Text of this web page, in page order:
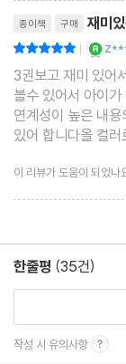
종이책 구매 재미
|
3권보고 재미 있어
볼수 있어서 아이
연계성이 높은 내
있어 합니다올 컬
이 리뷰가 도움이 되었나
한줄평 (35건)
작성 시 유의사항